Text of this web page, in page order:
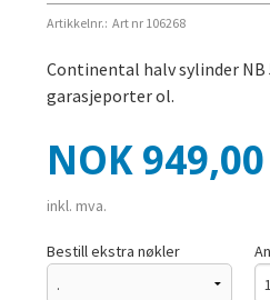
Artikkelnr.: Art nr 106268
Continental halv sylinder
garasjeporter ol.
Pris
NOK 949,00
inkl. mva.
Bestill ekstra nøkler